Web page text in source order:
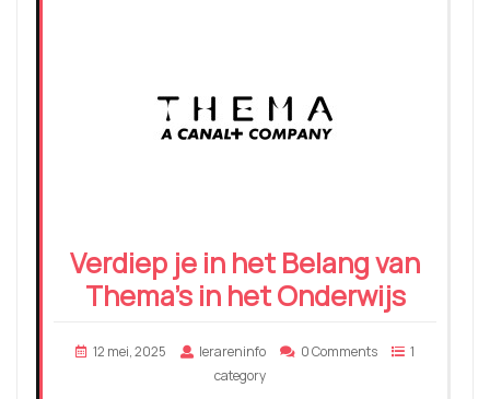
Verdiep je in het Belang van
Thema’s in het Onderwijs
12 mei, 2025 lerareninfo 0 Comments
1
category